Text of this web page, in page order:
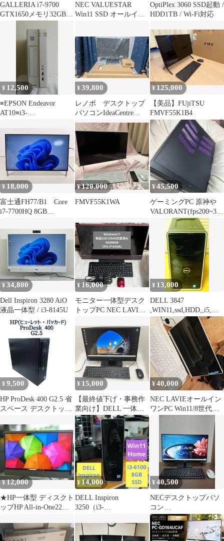
GALLERIA i7-9700
GTX1650メモリ32GB
NEC VALUESTAR
Win11 SSD オールイン
OptiPlex 3060 SSD起動 /
HDD1TB / Wi-Fi対応
¥ 12,500
≡EPSON Endeavor
AT10≡i3-
¥39,800
レノボ デスクトップ
パソコンIdeaCentre
A540 一体型
¥125,000
【美品】FUjiTSU
FMVF55K1B4
¥ 18,000
富士通FH77/B1 Core
i7-7700HQ 8GB
¥120,000
FMVF55K1WA
¥45,500
ゲーミングPC 原神や
VALORANT(fps200~300
)など
¥34,800
Dell Inspiron 3280 AiO
液晶一体型 / i3-8145U
¥ 16,000
モニター一体型デスク
トップPC NEC LAVIE
¥ 13,000
DELL 3847
,WIN11,ssd,HDD,,i5,グ
ラボ GTX560
¥ 9,500
⁠HP ProDesk 400 G2.5 省
スペース デスクトップ
¥ 15,000
【最終値下げ・事務作
業向け】DELL 一体型
PC 高速SSD搭載 最新
Win11
¥40,000
NEC LAVIEオールイン
ワンPC Win11/8世代
¥12,000
★HP一体型 ディスクト
ップHP All-in-One22
¥ 14,000
DELL Inspiron
3250（i3-
¥40,500
NECデスクトップパソ
コン
PCDA770HAB（Window
s11）